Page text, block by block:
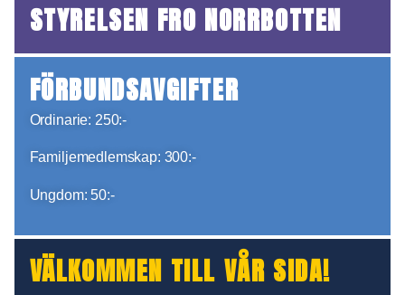
STYRELSEN FRO NORRBOTTEN
FÖRBUNDSAVGIFTER
Ordinarie: 250:-
Familjemedlemskap: 300:-
Ungdom: 50:-
VÄLKOMMEN TILL VÅR SIDA!